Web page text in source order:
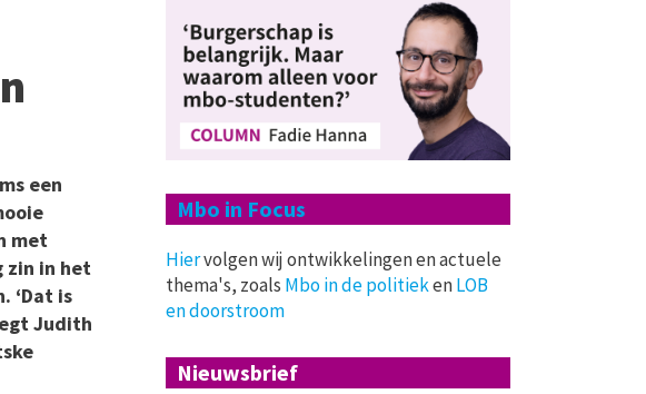
een
met
zin in het
‘Dat is
Judith
Mbo in Focus
Hiervolgen wij ontwikkelingen en actuele
thema's, zoals Mbo in de politiekenLOB
en doorstroom
Nieuwsbrief